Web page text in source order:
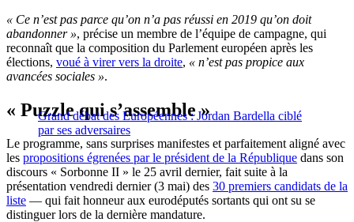
« Ce n’est pas parce qu’on n’a pas réussi en 2019 qu’on doit
abandonner », précise un membre de l’équipe de campagne, qui
reconnaît que la composition du Parlement européen après les
élections, voué à virer vers la droite, « n’est pas propice aux
avancées sociales ».
Grand débat des Européennes : Jordan Bardella ciblé
par ses adversaires
« Puzzle qui s’assemble »
Le programme, sans surprises manifestes et parfaitement aligné avec
les propositions égrenées par le président de la République dans son
discours « Sorbonne II » le 25 avril dernier, fait suite à la
présentation vendredi dernier (3 mai) des 30 premiers candidats de la
liste — qui fait honneur aux eurodéputés sortants qui ont su se
distinguer lors de la dernière mandature.